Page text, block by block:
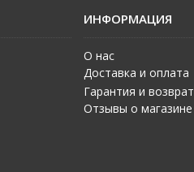
ИНФОРМАЦИЯ
О нас
Доставка и оплата
Гарантия и возврат
Отзывы о магазине